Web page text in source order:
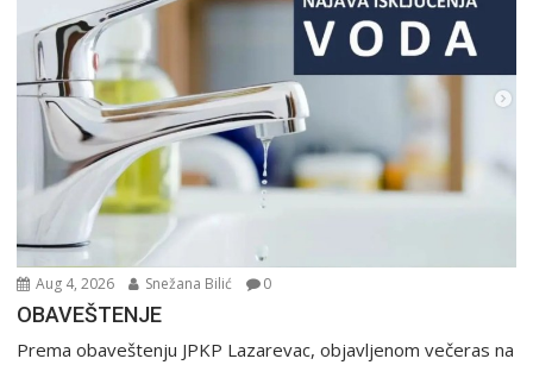
Aug 4, 2026 Snežana Bilić 0
OBAVEŠTENJE
Prema obaveštenju JPKP Lazarevac, objavljenom večeras na